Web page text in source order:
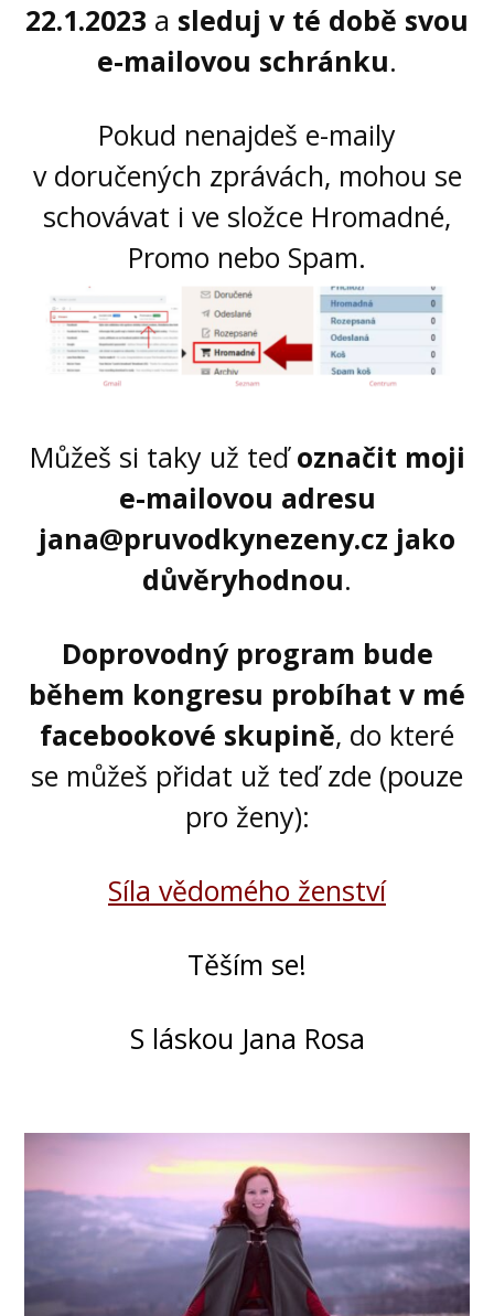
22.1.2023 a sleduj v té době svou
e-mailovou schránku.
Pokud nenajdeš e-maily
v doručených zprávách, mohou se
schovávat i ve složce Hromadné,
Promo nebo Spam.
Můžeš si taky už teďoznačit moji
e-mailovou adresu
jana@pruvodkynezeny.cz jako
důvěryhodnou.
Doprovodný program bude
během kongresu probíhat v mé
facebookové skupině, do které
se můžeš přidat už teď zde (pouze
pro ženy):
Síla vědomého ženství
Těším se!
S láskou Jana Rosa